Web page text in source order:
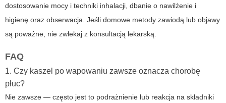
dostosowanie mocy i techniki inhalacji, dbanie o nawilżenie i
higienę oraz obserwacja. Jeśli domowe metody zawiodą lub objawy
są poważne, nie zwlekaj z konsultacją lekarską.
FAQ
1. Czy kaszel po wapowaniu zawsze oznacza chorobę
płuc?
Nie zawsze — często jest to podrażnienie lub reakcja na składniki